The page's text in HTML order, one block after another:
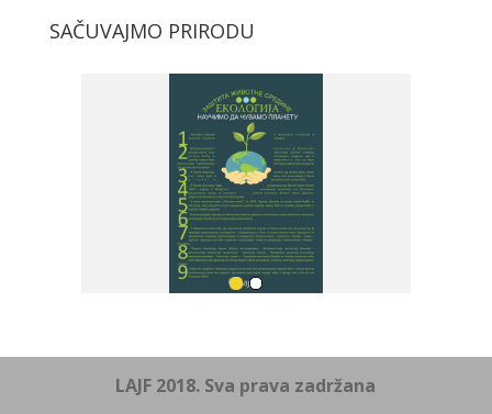
SAČUVAJMO PRIRODU
LAJF 2018. Sva prava zadržana